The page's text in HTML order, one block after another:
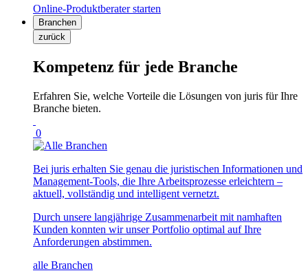
Online-Produktberater starten
Branchen
zurück
Kompetenz für jede Branche
Erfahren Sie, welche Vorteile die Lösungen von juris für Ihre
Branche bieten.
0
Bei juris erhalten Sie genau die juristischen Informationen und
Management-Tools, die Ihre Arbeitsprozesse erleichtern –
aktuell, vollständig und intelligent vernetzt.
Durch unsere langjährige Zusammenarbeit mit namhaften
Kunden konnten wir unser Portfolio optimal auf Ihre
Anforderungen abstimmen.
alle Branchen